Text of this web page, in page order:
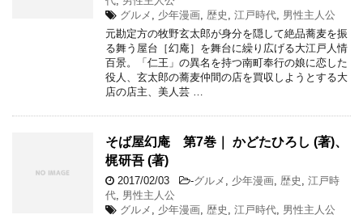
グルメ , 少年漫画, 歴史 , 江戸時代, 男性主人公
元勘定方の牧野玄太郎が身分を隠して絶品蕎麦を振
る舞う屋台［幻庵］を舞台に繰り広げる大江戸人情
百景。「仁王」の異名を持つ南町奉行の娘に恋した
役人、玄太郎の蕎麦仲間の店を買収しようとする大
店の店主、美人芸 …
そば屋幻庵 第7巻｜ かどたひろし (著)、
梶研吾 (著)
2017/02/03 -グルメ , 少年漫画, 歴史 , 江戸時
代, 男性主人公
グルメ , 少年漫画, 歴史 , 江戸時代, 男性主人公